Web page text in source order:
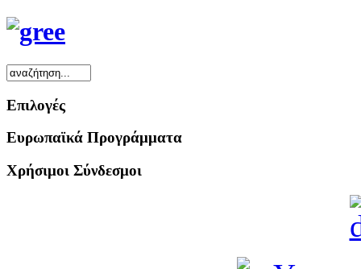
Επιλογές
Ευρωπαϊκά Προγράμματα
Χρήσιμοι Σύνδεσμοι